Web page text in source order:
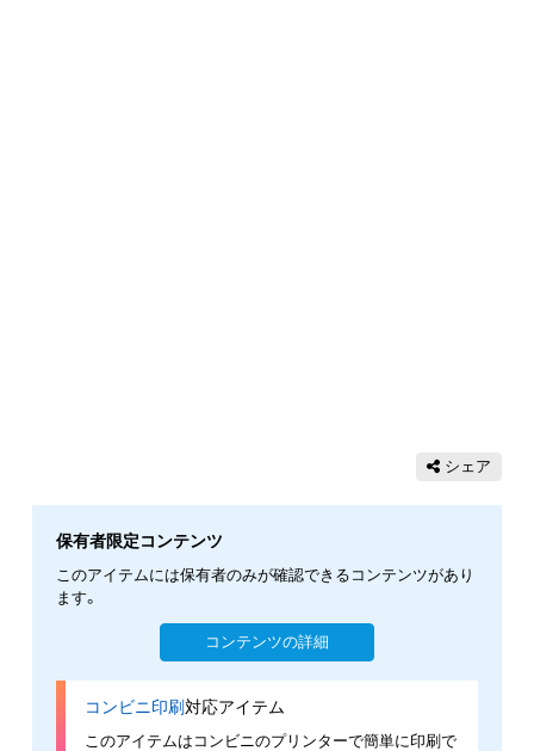
シェア
保有者限定コンテンツ
このアイテムには保有者のみが確認できるコンテンツがあり
ます。
コンテンツの詳細
コンビニ印刷対応アイテム
このアイテムはコンビニのプリンターで簡単に印刷で